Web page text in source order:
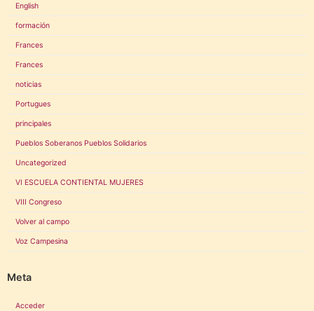
English
formación
Frances
Frances
noticias
Portugues
principales
Pueblos Soberanos Pueblos Solidarios
Uncategorized
VI ESCUELA CONTIENTAL MUJERES
VIII Congreso
Volver al campo
Voz Campesina
Meta
Acceder